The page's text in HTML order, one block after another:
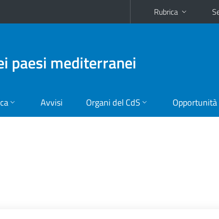
Rubrica
paesi mediterranei
Avvisi Organi del CdS Opportunità